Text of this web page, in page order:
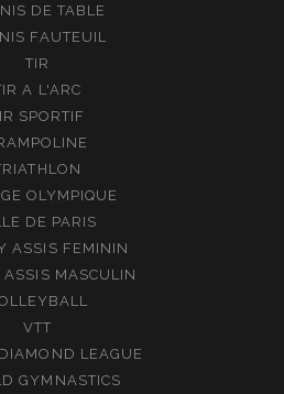
DE TABLE
FAUTEUIL
TIR
A L'ARC
SPORTIF
OLYMPIQUE
DE PARIS
ASSIS FEMININ
MASCULIN
VTT
LEAGUE
GYMNASTICS